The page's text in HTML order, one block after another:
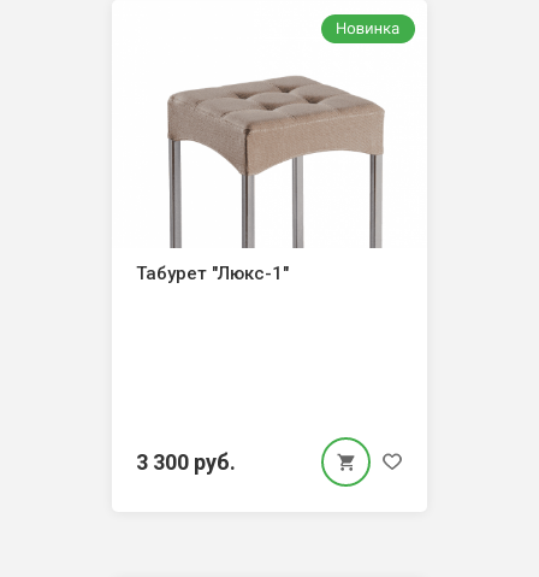
Табурет "Люкс-1"
3 300 руб.